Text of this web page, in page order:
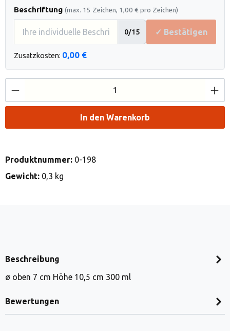
Beschriftung (max. 15 Zeichen, 1,00 € pro Zeichen)
0/15 ✓ Bestätigen
Zusatzkosten: 0,00 €
Produkt Anzahl: Gib den gewünschten
In den Warenkorb
Produktnummer: 0-198
Gewicht: 0,3 kg
Beschreibung
ø oben 7 cm Höhe 10,5 cm 300 ml
Bewertungen